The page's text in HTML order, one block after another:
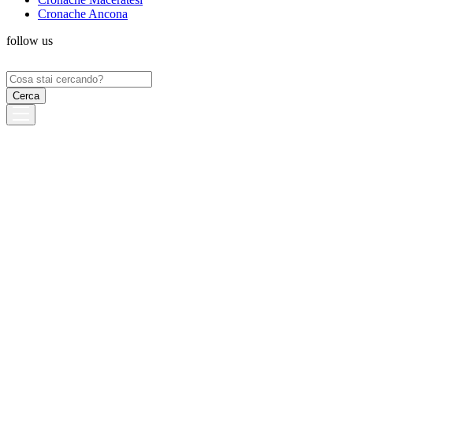
Cronache Ancona
follow us
Ricerca
per: